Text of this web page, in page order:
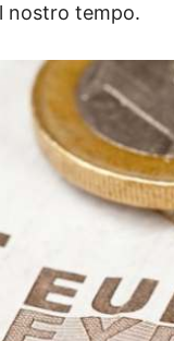
nostro tempo.